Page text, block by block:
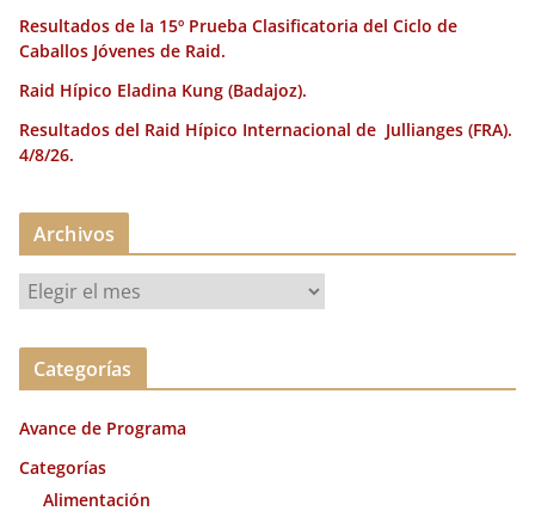
Resultados de la 15º Prueba Clasificatoria del Ciclo de
Caballos Jóvenes de Raid.
Raid Hípico Eladina Kung (Badajoz).
Resultados del Raid Hípico Internacional de Jullianges (FRA).
4/8/26.
Archivos
c
v
o
Categorías
Avance de Programa
Categorías
Alimentación